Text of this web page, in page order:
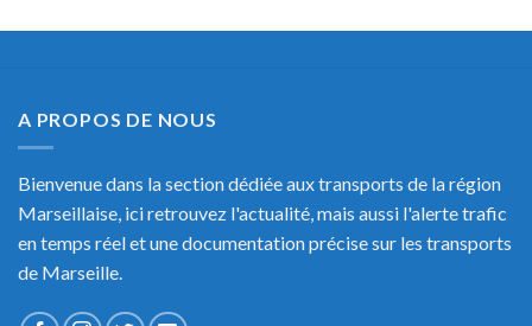
A PROPOS DE NOUS
Bienvenue dans la section dédiée aux transports de la région
Marseillaise, ici retrouvez l'actualité, mais aussi l'alerte trafic
en temps réel et une documentation précise sur les transports
de Marseille.